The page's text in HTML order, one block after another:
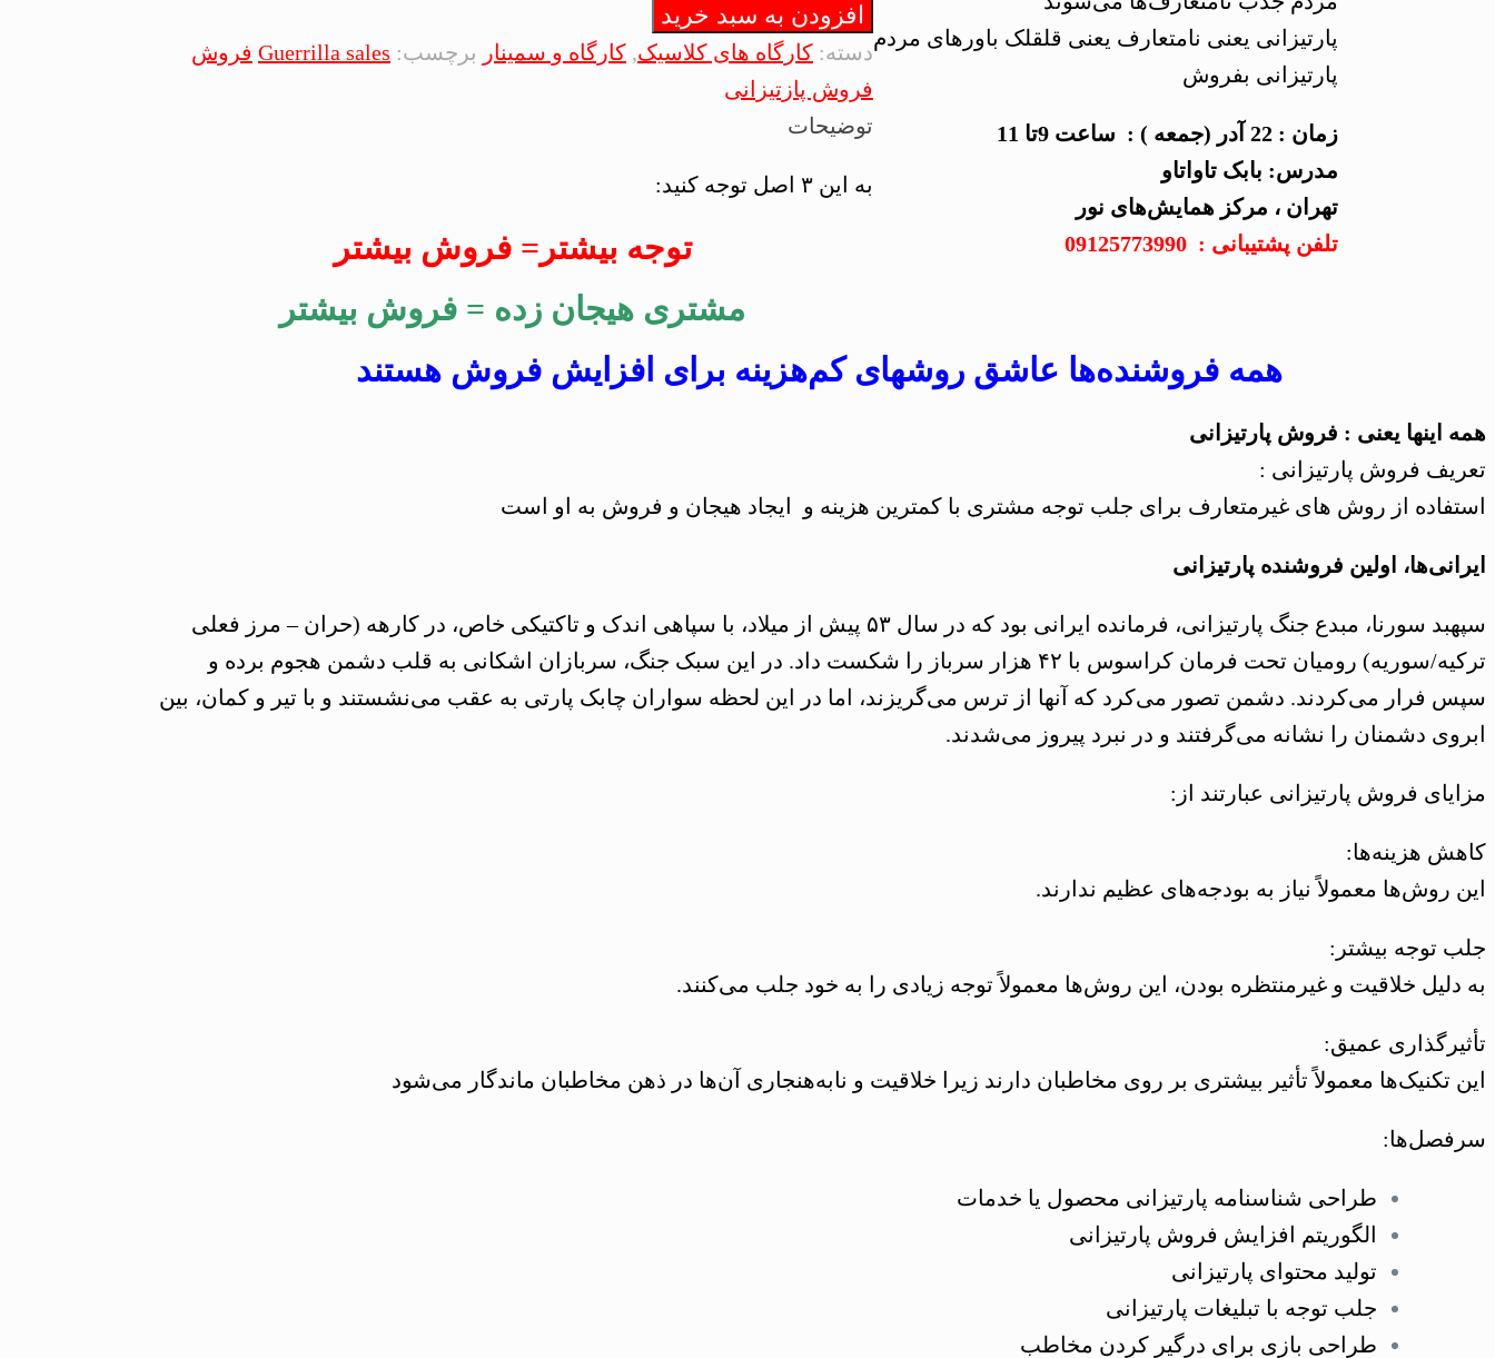
پارتیزانی یعنی نامتعارف یعنی قلقلک باورهای مردم
پارتیزانی بفروش
زمان : 22 آدر (جمعه ) : ساعت 9تا 11
مدرس: بابک تاواتاو
تهران ، مرکز همایش‌های نور
تلفن پشتیبانی : 09125773990
فروش
پارتیزانی
|
تهران|
آذر
افزودن به سبد خرید
دسته: کارگاه های کلاسیک, کارگاه و سمینار برچسب: Guerrilla sales فروش
فروش پازتیزانی
توضیحات
به این ۳ اصل توجه کنید:
توجه بیشتر= فروش بیشتر
مشتری‌ هیجان زده = فروش بیشتر
همه فروشنده‌ها عاشق روشهای کم‌هزینه برای افزایش فروش هستند
همه اینها یعنی : فروش پارتیزانی
تعریف فروش پارتیزانی :
استفاده از روش های غیرمتعارف برای جلب توجه مشتری با کمترین هزینه و ایجاد هیجان و فروش به او است
ایرانی‌ها، اولین فروشنده پارتیزانی
سپهبد سورنا، مبدع جنگ پارتیزانی، فرمانده ایرانی بود که در سال ۵۳ پیش از میلاد، با سپاهی اندک و تاکتیکی خاص، در کارهه (حران – مرز فعلی
ترکیه/سوریه) رومیان تحت فرمان کراسوس با ۴۲ هزار سرباز را شکست داد. در این سبک جنگ، سربازان اشکانی به قلب دشمن هجوم برده و
سپس فرار می‌کردند. دشمن تصور می‌کرد که آنها از ترس می‌گریزند، اما در این لحظه سواران چابک پارتی به عقب می‌نشستند و با تیر و کمان، بین
ابروی دشمنان را نشانه می‌گرفتند و در نبرد پیروز می‌شدند.
مزایای فروش پارتیزانی عبارتند از:
کاهش هزینه‌ها:
این روش‌ها معمولاً نیاز به بودجه‌های عظیم ندارند.
جلب توجه بیشتر:
به دلیل خلاقیت و غیرمنتظره بودن، این روش‌ها معمولاً توجه زیادی را به خود جلب می‌کنند.
تأثیرگذاری عمیق:
این تکنیک‌ها معمولاً تأثیر بیشتری بر روی مخاطبان دارند زیرا خلاقیت و نابه‌هنجاری آن‌ها در ذهن مخاطبان ماندگار می‌شود
سرفصل‌ها:
طراحی شناسنامه پارتیزانی محصول یا خدمات
الگوریتم افزایش فروش پارتیزانی
تولید محتوای پارتیزانی
جلب توجه با تبلیغات پارتیزانی
طراحی بازی برای درگیر کردن مخاطب